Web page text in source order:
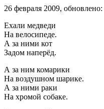
26 февраля 2009, обновлено:
Ехали медведи
На велосипеде.
А за ними кот
Задом наперёд.
А за ним комарики
На воздушном шарике.
А за ними раки
На хромой собаке.